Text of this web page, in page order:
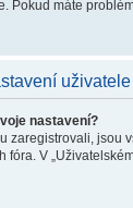
Pokud máte
uživatele
nastavení?
zaregistrovali, jsou
fóra. V